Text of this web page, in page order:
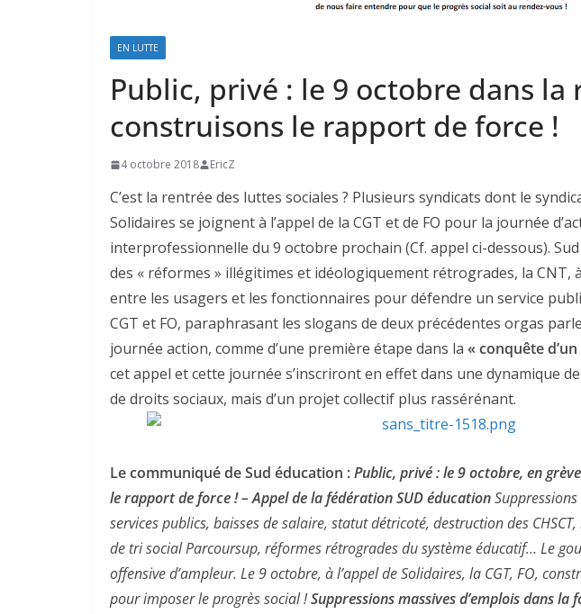
EN LUTTE
Public, privé : le 9 octobre dans la
construisons le rapport de force !
4 octobre 2018 EricZ
C’est la rentrée des luttes sociales ? Plusieurs syndicats dont le
Solidaires se joignent à l’appel de la CGT et de FO pour la journée
interprofessionnelle du 9 octobre prochain (Cf. appel ci-dessous).
des « réformes » illégitimes et idéologiquement rétrogrades, la CNT,
entre les usagers et les fonctionnaires pour défendre un service
CGT et FO, paraphrasant les slogans de deux précédentes orgas
journée action, comme d’une première étape dans la « conquête
cet appel et cette journée s’inscriront en effet dans une dynamique
de droits sociaux, mais d’un projet collectif plus rassérénant.
Le communiqué de Sud éducation :Public, privé : le 9 octobre, en
le rapport de force ! – Appel de la fédération SUD éducation
services publics, baisses de salaire, statut détricoté, destruction des
de tri social Parcoursup, réformes rétrogrades du système éducatif… Le
offensive d’ampleur. Le 9 octobre, à l’appel de Solidaires, la CGT, FO,
pour imposer le progrès social !Suppressions massives d’emplois dans la